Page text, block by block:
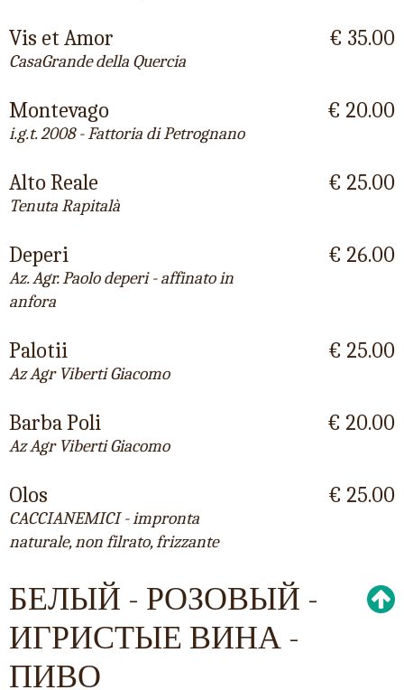
Vis et Amor
CasaGrande della Quercia
€ 35.00
Montevago
i.g.t. 2008 - Fattoria di Petrognano
€ 20.00
Alto Reale
Tenuta Rapitalà
€ 25.00
Deperi
Az. Agr. Paolo deperi - affinato in
anfora
€ 26.00
Palotii
Az Agr Viberti Giacomo
€ 25.00
Barba Poli
Az Agr Viberti Giacomo
€ 20.00
Olos
CACCIANEMICI - impronta
naturale, non filrato, frizzante
€ 25.00
БЕЛЫЙ - РОЗОВЫЙ -
ИГРИСТЫЕ ВИНА -
ПИВО